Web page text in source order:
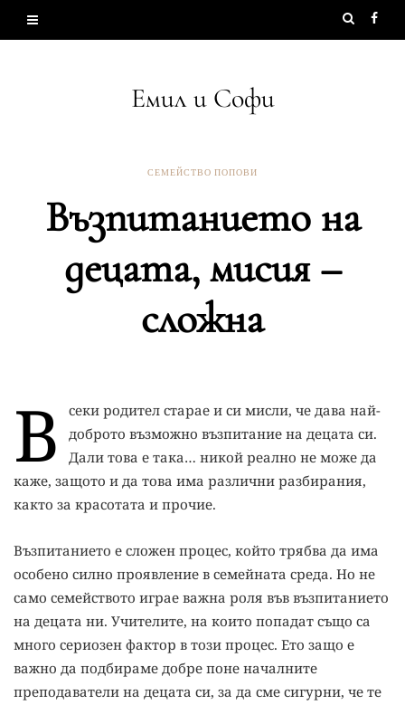
Емил и Софи
СЕМЕЙСТВО ПОПОВИ
Възпитанието на
децата, мисия –
сложна
В
секи родител старае и си мисли, че дава най-
доброто възможно възпитание на децата си.
Дали това е така… никой реално не може да
каже, защото и да това има различни разбирания,
както за красотата и прочие.
Възпитанието е сложен процес, който трябва да има
особено силно проявление в семейната среда. Но не
само семейството играе важна роля във възпитанието
на децата ни. Учителите, на които попадат също са
много сериозен фактор в този процес. Ето защо е
важно да подбираме добре поне началните
преподаватели на децата си, за да сме сигурни, че те